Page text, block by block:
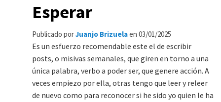
Esperar
Publicado porJuanjo Brizuelaen 03/01/2025
Es un esfuerzo recomendable este el de escribir
posts, o misivas semanales, que giren en torno a una
única palabra, verbo a poder ser, que genere acción. A
veces empiezo por ella, otras tengo que leer y releer
de nuevo como para reconocer si he sido yo quien le ha